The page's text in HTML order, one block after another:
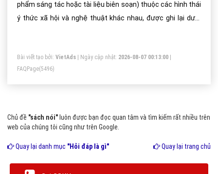
phẩm sáng tác hoặc tài liệu biên soạn) thuộc các hình thái
ý thức xã hội và nghệ thuật khác nhau, được ghi lại dưới
tích lũy, truyền bá trong xã hội.
Bài viết tạo bởi: VietAds | Ngày cập nhật: 2026-08-07 00:13:00
FAQPage(5496)
Chủ đề "sách nói" luôn được bạn đọc quan tâm và tìm kiếm rất nhiều trên
web của chúng tôi cũng như trên Google.
Quay lại danh mục "Hỏi đáp là gì" Quay lại trang chủ